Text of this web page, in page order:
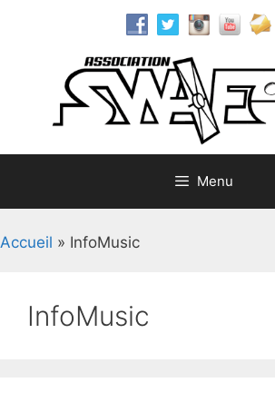
Menu
Accueil » InfoMusic
InfoMusic